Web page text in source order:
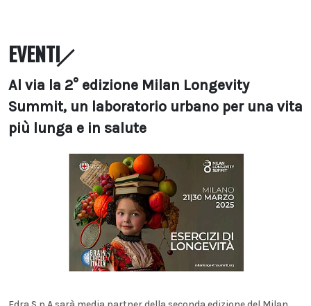
EVENTI
Al via la 2° edizione Milan Longevity
Summit, un laboratorio urbano per una vita
più lunga e in salute